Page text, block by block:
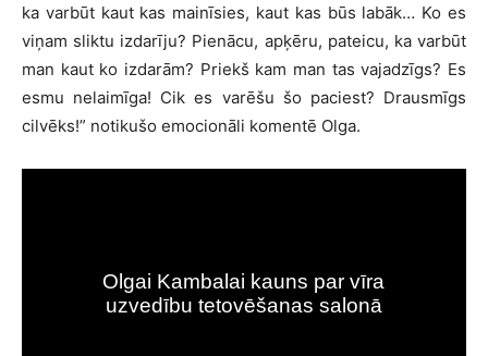
ka varbūt kaut kas mainīsies, kaut kas būs labāk… Ko es
viņam sliktu izdarīju? Pienācu, apķēru, pateicu, ka varbūt
man kaut ko izdarām? Priekš kam man tas vajadzīgs? Es
esmu nelaimīga! Cik es varēšu šo paciest? Drausmīgs
cilvēks!” notikušo emocionāli komentē Olga.